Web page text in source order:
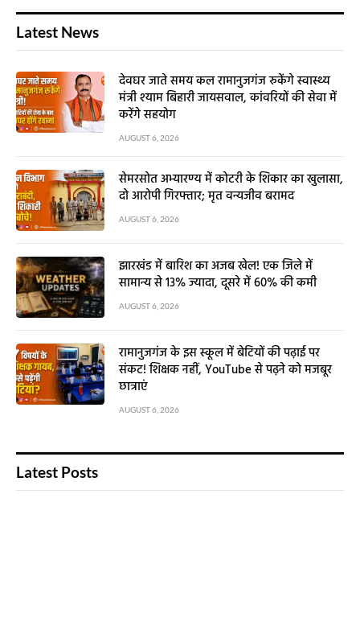
Latest News
देवघर जाते समय कल रामानुजगंज रुकेंगे स्वास्थ्य
मंत्री श्याम बिहारी जायसवाल, कांवरियों की सेवा में
करेंगे सहयोग
AUGUST 6, 2026
सेमरसोत अभ्यारण्य में कोटरी के शिकार का खुलासा,
दो आरोपी गिरफ्तार; मृत वन्यजीव बरामद
AUGUST 6, 2026
झारखंड में बारिश का अजब खेल! एक जिले में
सामान्य से 13% ज्यादा, दूसरे में 60% की कमी
AUGUST 6, 2026
रामानुजगंज के इस स्कूल में बेटियों की पढ़ाई पर
संकट! शिक्षक नहीं, YouTube से पढ़ने को मजबूर
छात्राएं
AUGUST 6, 2026
Latest Posts